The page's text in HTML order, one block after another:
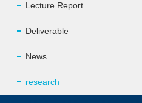
Lecture Report
Deliverable
News
research